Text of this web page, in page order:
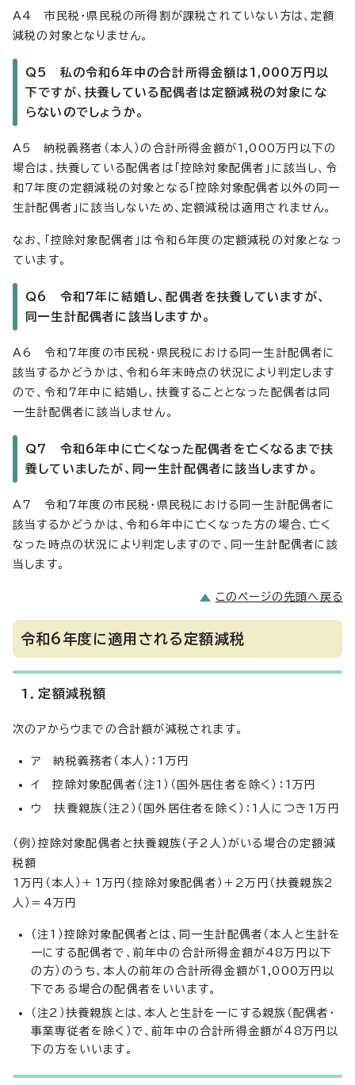
A4 市民税・県民税の所得割が課税されていない方は、定額
減税の対象となりません。
Q5 私の令和6年中の合計所得金額は1,000万円以
下ですが、扶養している配偶者は定額減税の対象にな
らないのでしょうか。
A5 納税義務者（本人）の合計所得金額が1,000万円以下の
場合は、扶養している配偶者は「控除対象配偶者」に該当し、令
和7年度の定額減税の対象となる「控除対象配偶者以外の同一
生計配偶者」に該当しないため、定額減税は適用されません。
なお、「控除対象配偶者」は令和6年度の定額減税の対象となっ
ています。
Q6 令和7年に結婚し、配偶者を扶養していますが、
同一生計配偶者に該当しますか。
A6 令和7年度の市民税・県民税における同一生計配偶者に
該当するかどうかは、令和6年末時点の状況により判定します
ので、令和7年中に結婚し、扶養することとなった配偶者は同
一生計配偶者に該当しません。
Q7 令和6年中に亡くなった配偶者を亡くなるまで扶
養していましたが、同一生計配偶者に該当しますか。
A7 令和7年度の市民税・県民税における同一生計配偶者に
該当するかどうかは、令和6年中に亡くなった方の場合、亡く
なった時点の状況により判定しますので、同一生計配偶者に該
当します。
このページの先頭へ戻る
令和6年度に適用される定額減税
1．定額減税額
次のアからウまでの合計額が減税されます。
ア 納税義務者（本人）：1万円
イ 控除対象配偶者（注1）（国外居住者を除く）：1万円
ウ 扶養親族（注2）（国外居住者を除く）：1人につき1万円
（例）控除対象配偶者と扶養親族（子2人）がいる場合の定額減
税額
1万円（本人）＋1万円（控除対象配偶者）＋2万円（扶養親族2
人）＝4万円
（注1）控除対象配偶者とは、同一生計配偶者（本人と生計を
一にする配偶者で、前年中の合計所得金額が48万円以下
の方）のうち、本人の前年の合計所得金額が1,000万円以
下である場合の配偶者をいいます。
（注2）扶養親族とは、本人と生計を一にする親族（配偶者・
事業専従者を除く）で、前年中の合計所得金額が48万円以
下の方をいいます。